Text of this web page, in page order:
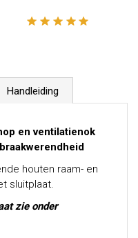
Handleiding
en ventilatienok
houten raam- en
sluitplaat.
zie onder